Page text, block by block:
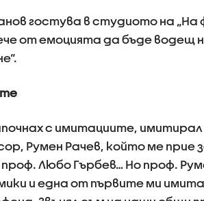
гостува в студиото на „На
от емоцията да бъде водещ
с имитациите,
Румен Рачев, който ме прие
Любо Гърбев… Но проф.
и една от първите ми